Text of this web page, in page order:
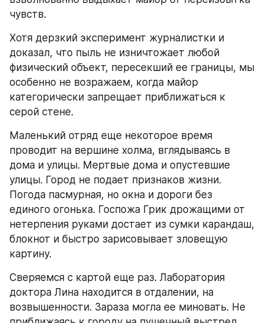
чувств.
Хотя дерзкий эксперимент журналистки и
доказал, что пыль не изничтожает любой
физический объект, пересекший ее границы, мы
особенно не возражаем, когда майор
категорически запрещает приближаться к
серой стене.
Маленький отряд еще некоторое время
проводит на вершине холма, вглядываясь в
дома и улицы. Мертвые дома и опустевшие
улицы. Город не подает признаков жизни.
Погода пасмурная, но окна и дороги без
единого огонька. Госпожа Грик дрожащими от
нетерпения руками достает из сумки карандаш,
блокнот и быстро зарисовывает зловещую
картину.
Сверяемся с картой еще раз. Лаборатория
доктора Лина находится в отдалении, на
возвышенности. Зараза могла ее миновать. Не